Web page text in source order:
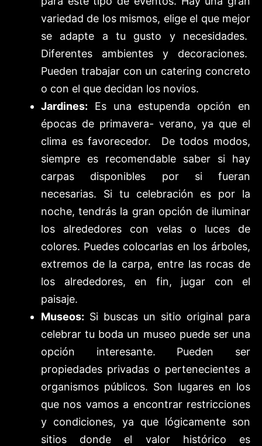
variedad de los mismos, elige el que mejor
se adapte a tu gusto y necesidades.
Diferentes ambientes y decoraciones.
Pueden trabajar con un catering concreto
o con el que decidan los novios.
Jardines: Es una estupenda opción en
épocas de primavera- verano, ya que el
clima es favorecedor. De todos modos,
siempre es recomendable saber si hay
carpas disponibles por si fueran
necesarias. Si tu celebración es por la
noche, tendrás la gran opción de iluminar
los alrededores con velas o luces de
colores. Puedes colocarlas en los árboles,
extremos de la carpa, entre las rocas de
los alrededores, en fin, jugar con el
paisaje.
Museos: Si buscas un sitio original para
celebrar tu boda un museo puede ser una
opción interesante. Pueden ser
propiedades privadas o pertenecientes a
organismos públicos. Son lugares en los
que nos vamos a encontrar restricciones
y condiciones, ya que lógicamente son
sitios donde el valor histórico es